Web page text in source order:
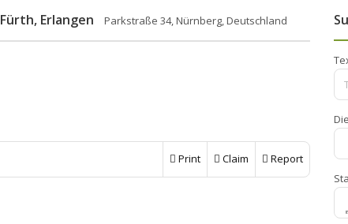
Erlangen Parkstraße 34, Nürnberg, Deutschland
Report
Claim
Print